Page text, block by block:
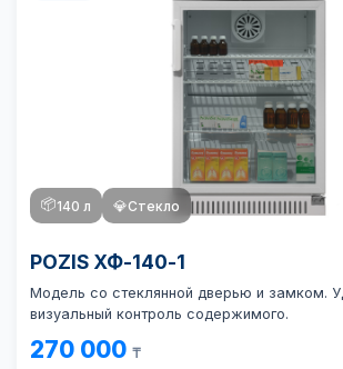
📦140 л 💎Стекло
POZIS ХФ-140-1
Модель со стеклянной дверью и замком.
визуальный контроль содержимого.
270 000 ₸